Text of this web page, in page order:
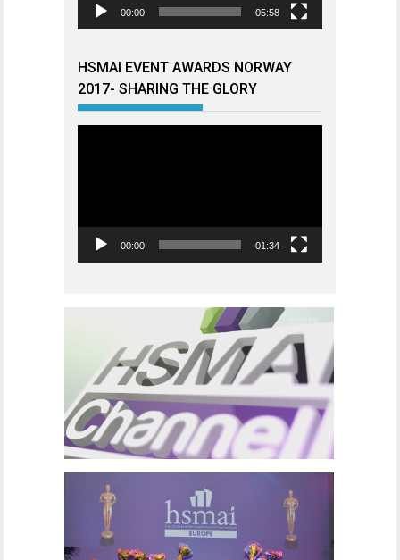
00:00 05:58
HSMAI EVENT AWARDS NORWAY
2017- SHARING THE GLORY
00:00 01:34